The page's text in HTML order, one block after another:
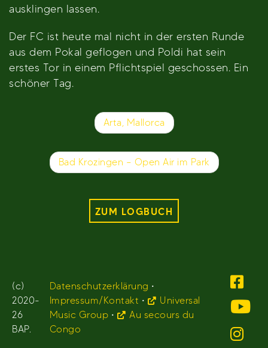
ausklingen lassen.
Der FC ist heute mal nicht in der ersten Runde
aus dem Pokal geflogen und Poldi hat sein
erstes Tor in einem Pflichtspiel geschossen. Ein
schöner Tag.
Beitragsnavigation
Arta, Mallorca
Bad Krozingen – Open Air im Park
ZUM LOGBUCH
(c)
2020-
26
BAP.
Datenschutzerklärung •
Impressum/Kontakt •
Universal
Music Group •
Au secours du
Congo